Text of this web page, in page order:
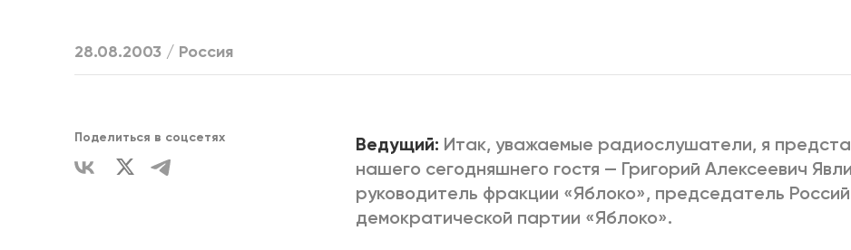
ПОДРОБНЕЕ
ВСЕ КНИГИ
28.08.2003 / Россия
Поделиться в соцсетях Ведущий: Итак, уважаемые радиослушатели, я
нашего сегодняшнего гостя — Григорий Алексеевич
руководитель фракции «Яблоко», председатель
демократической партии «Яблоко».